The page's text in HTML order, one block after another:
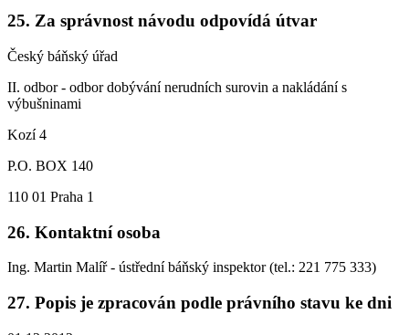
25. Za správnost návodu odpovídá útvar
Český báňský úřad
II. odbor - odbor dobývání nerudních surovin a nakládání s
výbušninami
Kozí 4
P.O. BOX 140
110 01 Praha 1
26. Kontaktní osoba
Ing. Martin Malíř - ústřední báňský inspektor (tel.: 221 775 333)
27. Popis je zpracován podle právního stavu ke dni